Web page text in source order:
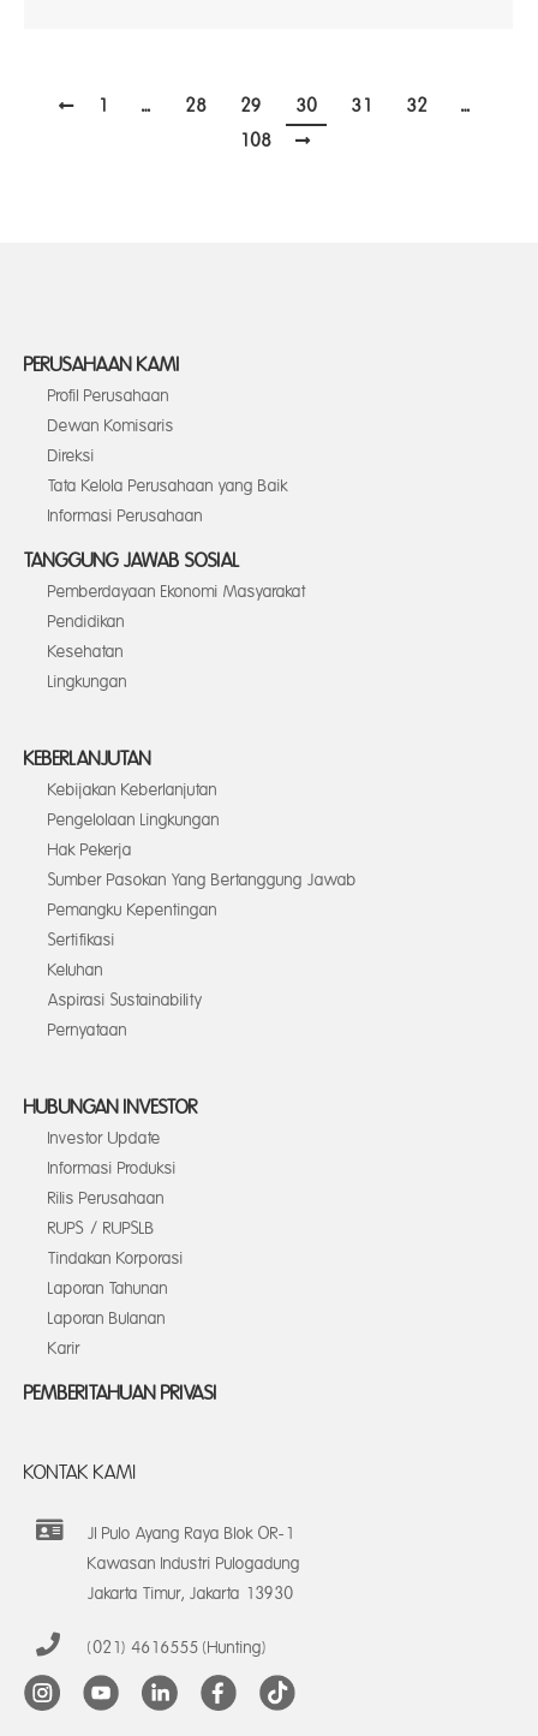
1 … 28 29 30 31 32
…
108
PERUSAHAAN KAMI
Profil Perusahaan
Dewan Komisaris
Direksi
Tata Kelola Perusahaan yang Baik
Informasi Perusahaan
TANGGUNG JAWAB SOSIAL
Pemberdayaan Ekonomi Masyarakat
Pendidikan
Kesehatan
Lingkungan
KEBERLANJUTAN
Kebijakan Keberlanjutan
Pengelolaan Lingkungan
Hak Pekerja
Sumber Pasokan Yang Bertanggung Jawab
Pemangku Kepentingan
Sertifikasi
Keluhan
Aspirasi Sustainability
Pernyataan
HUBUNGAN INVESTOR
Investor Update
Informasi Produksi
Rilis Perusahaan
RUPS / RUPSLB
Tindakan Korporasi
Laporan Tahunan
Laporan Bulanan
Karir
PEMBERITAHUAN PRIVASI
KONTAK KAMI
Jl Pulo Ayang Raya Blok OR-1
Kawasan Industri Pulogadung
Jakarta Timur, Jakarta 13930
(021) 4616555 (Hunting)